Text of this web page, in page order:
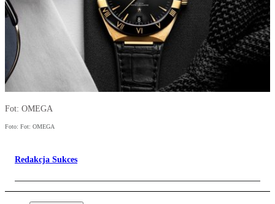
Fot: OMEGA
Foto: Fot: OMEGA
Redakcja Sukces